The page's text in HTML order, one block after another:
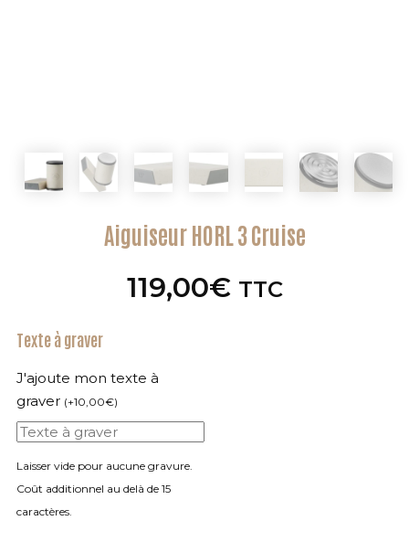
Aiguiseur HORL 3 Cruise
119,00€ TTC
Texte à graver
J'ajoute mon texte à
graver (+10,00€)
Laisser vide pour aucune gravure.
Coût additionnel au delà de 15
caractères.